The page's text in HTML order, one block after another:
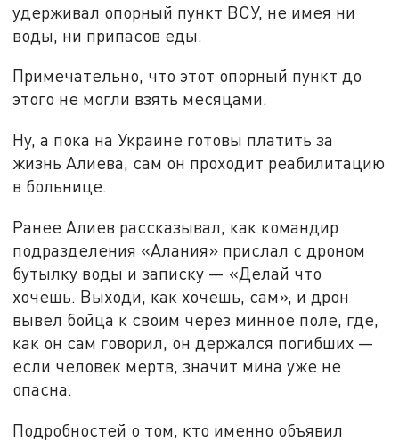
удерживал опорный пункт ВСУ, не имея ни
воды, ни припасов еды.
Примечательно, что этот опорный пункт до
этого не могли взять месяцами.
Ну, а пока на Украине готовы платить за
жизнь Алиева, сам он проходит реабилитацию
в больнице.
Ранее Алиев рассказывал, как командир
подразделения «Алания» прислал с дроном
бутылку воды и записку — «Делай что
хочешь. Выходи, как хочешь, сам», и дрон
вывел бойца к своим через минное поле, где,
как он сам говорил, он держался погибших —
если человек мертв, значит мина уже не
опасна.
Подробностей о том, кто именно объявил